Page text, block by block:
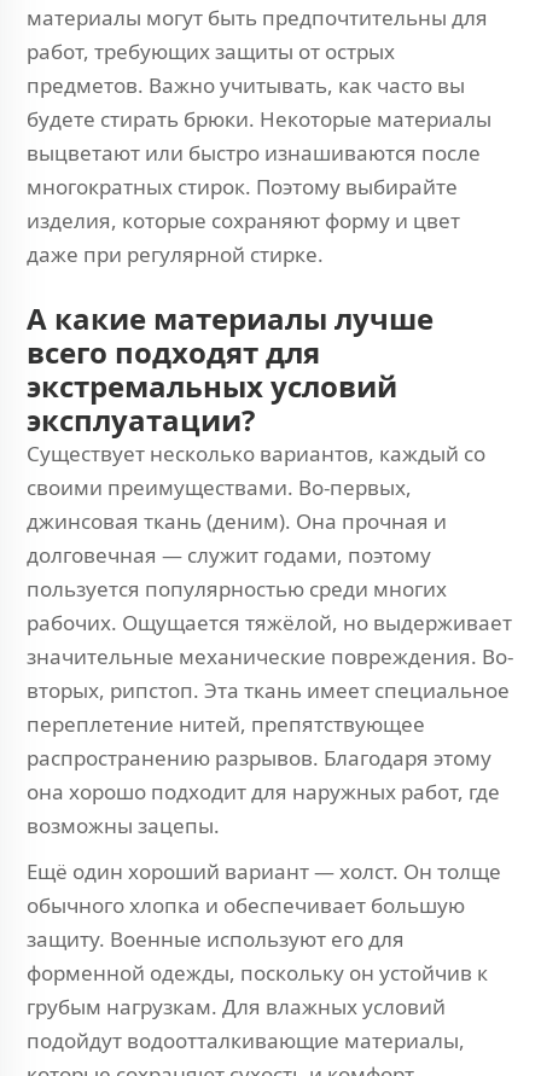
материалы могут быть предпочтительны для
работ, требующих защиты от острых
предметов. Важно учитывать, как часто вы
будете стирать брюки. Некоторые материалы
выцветают или быстро изнашиваются после
многократных стирок. Поэтому выбирайте
изделия, которые сохраняют форму и цвет
даже при регулярной стирке.
А какие материалы лучше
всего подходят для
экстремальных условий
эксплуатации?
Существует несколько вариантов, каждый со
своими преимуществами. Во-первых,
джинсовая ткань (деним). Она прочная и
долговечная — служит годами, поэтому
пользуется популярностью среди многих
рабочих. Ощущается тяжёлой, но выдерживает
значительные механические повреждения. Во-
вторых, рипстоп. Эта ткань имеет специальное
переплетение нитей, препятствующее
распространению разрывов. Благодаря этому
она хорошо подходит для наружных работ, где
возможны зацепы.
Ещё один хороший вариант — холст. Он толще
обычного хлопка и обеспечивает большую
защиту. Военные используют его для
форменной одежды, поскольку он устойчив к
грубым нагрузкам. Для влажных условий
подойдут водоотталкивающие материалы,